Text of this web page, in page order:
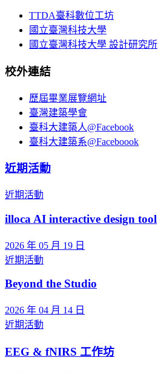
TTDA臺科數位工坊
國立臺灣科技大學
國立臺灣科技大學 設計研究所
校外連結
歷屆畢業展覽網址
臺灣建築學會
臺科大建築人@Facebook
臺科大建築系@Faceboook
近期活動
近期活動
illoca AI interactive design tool
2026 年 05 月 19 日
近期活動
Beyond the Studio
2026 年 04 月 14 日
近期活動
EEG & fNIRS 工作坊